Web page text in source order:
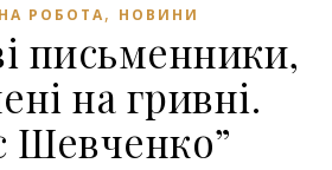
РОБОТА, НОВИНИ
письменники,
на гривні.
Шевченко”